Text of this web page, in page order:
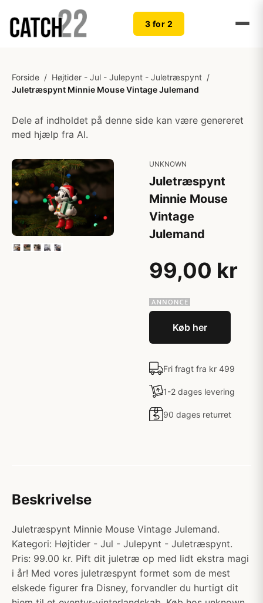
3 for 2
Forside / Højtider - Jul - Julepynt - Juletræspynt /
Juletræspynt Minnie Mouse Vintage Julemand
Dele af indholdet på denne side kan være genereret
med hjælp fra AI.
UNKNOWN
Juletræspynt
Minnie Mouse
Vintage
Julemand
99,00 kr
Køb her
Fri fragt fra kr 499
1-2 dages levering
90 dages returret
Beskrivelse
Juletræspynt Minnie Mouse Vintage Julemand.
Kategori: Højtider - Jul - Julepynt - Juletræspynt.
Pris: 99.00 kr. Pift dit juletræ op med lidt ekstra magi
i år! Med vores juletræspynt formet som de mest
elskede figurer fra Disney, forvandler du hurtigt dit